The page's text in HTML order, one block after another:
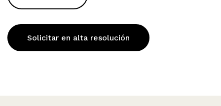
Solicitar en alta resolución